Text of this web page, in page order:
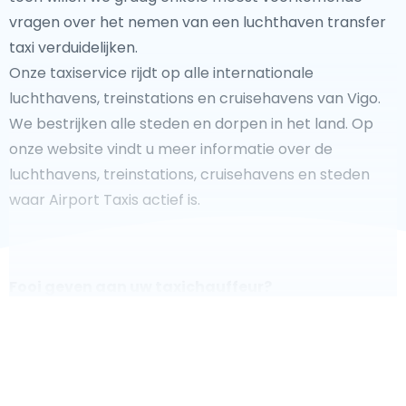
vragen over het nemen van een luchthaven transfer
taxi verduidelijken.
Onze taxiservice rijdt op alle internationale
luchthavens, treinstations en cruisehavens van Vigo.
We bestrijken alle steden en dorpen in het land. Op
onze website vindt u meer informatie over de
luchthavens, treinstations, cruisehavens en steden
waar Airport Taxis actief is.